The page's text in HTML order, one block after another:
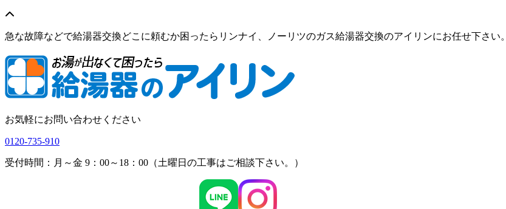
急な故障などで給湯器交換どこに頼むか困ったらリンナイ、ノーリツのガス給湯器交換のアイリンにお任せ下さい。
お気軽にお問い合わせください
0120-735-910
受付時間：月～金 9：00～18：00（土曜日の工事はご相談下さい。）